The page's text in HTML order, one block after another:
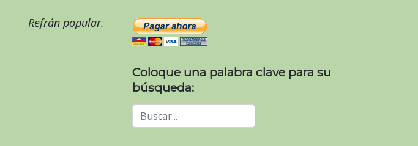
Refrán popular.
Coloque una palabra clave para su
búsqueda: